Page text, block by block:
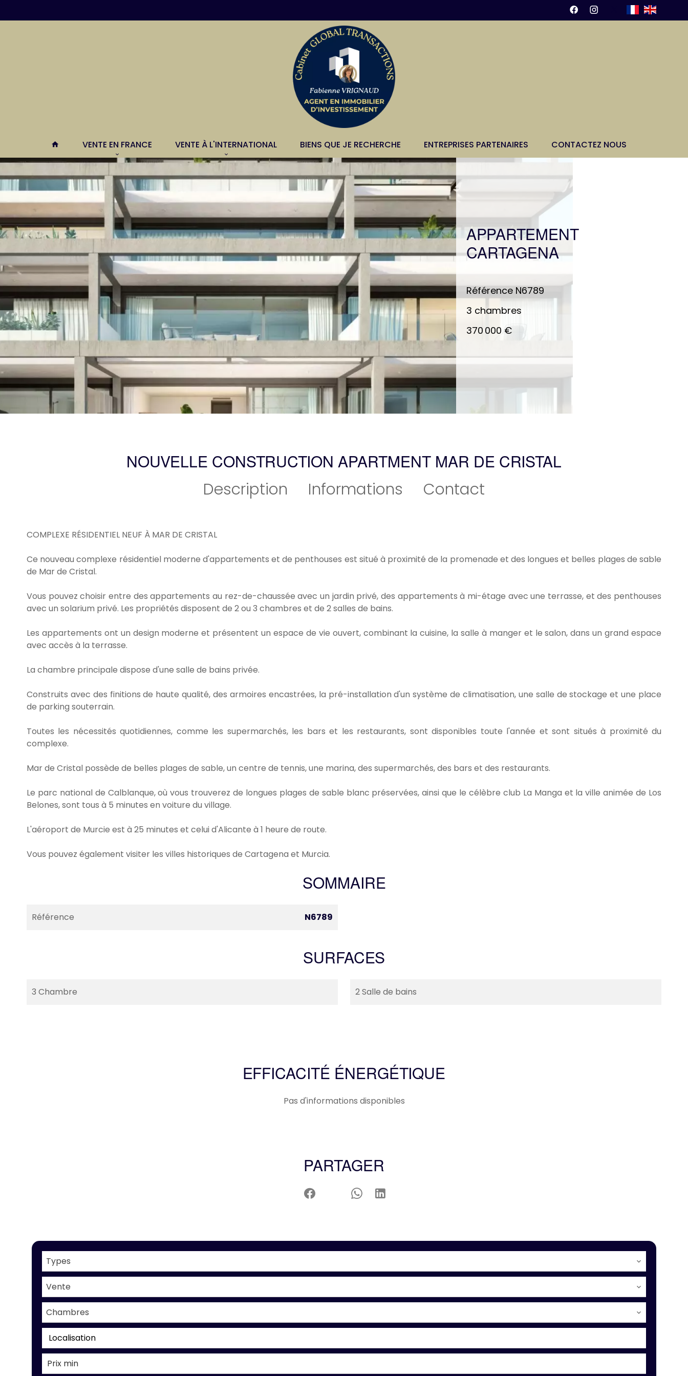
VENTE EN FRANCE VENTE À L'INTERNATIONAL BIENS QUE JE RECHERCHE ENTREPRISES PARTENAIRES CONTACTEZ NOUS
APPARTEMENT
CARTAGENA
Référence N6789
3 chambres
370 000 €
NOUVELLE CONSTRUCTION APARTMENT MAR DE CRISTAL
Description Informations Contact
COMPLEXE RÉSIDENTIEL NEUF À MAR DE CRISTAL
Ce nouveau complexe résidentiel moderne d'appartements et de penthouses est situé à proximité de la promenade et des longues et belles plages de sable
de Mar de Cristal.
Vous pouvez choisir entre des appartements au rez-de-chaussée avec un jardin privé, des appartements à mi-étage avec une terrasse, et des penthouses
avec un solarium privé. Les propriétés disposent de 2 ou 3 chambres et de 2 salles de bains.
Les appartements ont un design moderne et présentent un espace de vie ouvert, combinant la cuisine, la salle à manger et le salon, dans un grand espace
avec accès à la terrasse.
La chambre principale dispose d'une salle de bains privée.
Construits avec des finitions de haute qualité, des armoires encastrées, la pré-installation d'un système de climatisation, une salle de stockage et une place
de parking souterrain.
Toutes les nécessités quotidiennes, comme les supermarchés, les bars et les restaurants, sont disponibles toute l'année et sont situés à proximité du
complexe.
Mar de Cristal possède de belles plages de sable, un centre de tennis, une marina, des supermarchés, des bars et des restaurants.
Le parc national de Calblanque, où vous trouverez de longues plages de sable blanc préservées, ainsi que le célèbre club La Manga et la ville animée de Los
Belones, sont tous à 5 minutes en voiture du village.
L'aéroport de Murcie est à 25 minutes et celui d'Alicante à 1 heure de route.
Vous pouvez également visiter les villes historiques de Cartagena et Murcia.
SOMMAIRE
Référence N6789
SURFACES
3 Chambre 2 Salle de bains
EFFICACITÉ ÉNERGÉTIQUE
Pas d'informations disponibles
PARTAGER
Types
Vente
Chambres
Localisation